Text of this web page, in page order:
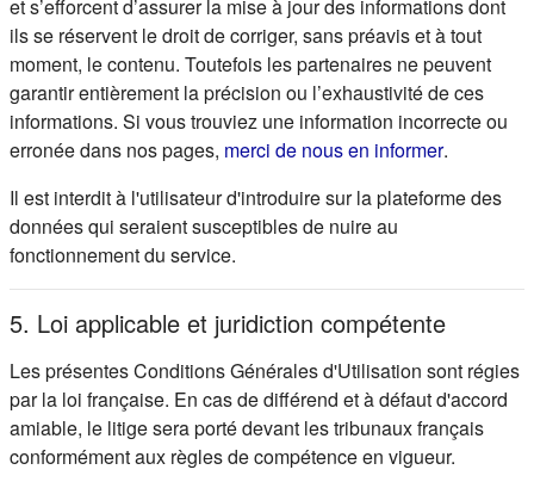
et s’efforcent d’assurer la mise à jour des informations dont
ils se réservent le droit de corriger, sans préavis et à tout
moment, le contenu. Toutefois les partenaires ne peuvent
garantir entièrement la précision ou l’exhaustivité de ces
informations. Si vous trouviez une information incorrecte ou
erronée dans nos pages, merci de nous en informer(s'ouvre
.
Il est interdit à l'utilisateur d'introduire sur la plateforme des
données qui seraient susceptibles de nuire au
fonctionnement du service.
5. Loi applicable et juridiction compétente
Les présentes Conditions Générales d'Utilisation sont régies
par la loi française. En cas de différend et à défaut d'accord
amiable, le litige sera porté devant les tribunaux français
conformément aux règles de compétence en vigueur.